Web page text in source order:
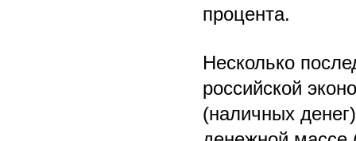
процента.
Несколько
российской
(наличных